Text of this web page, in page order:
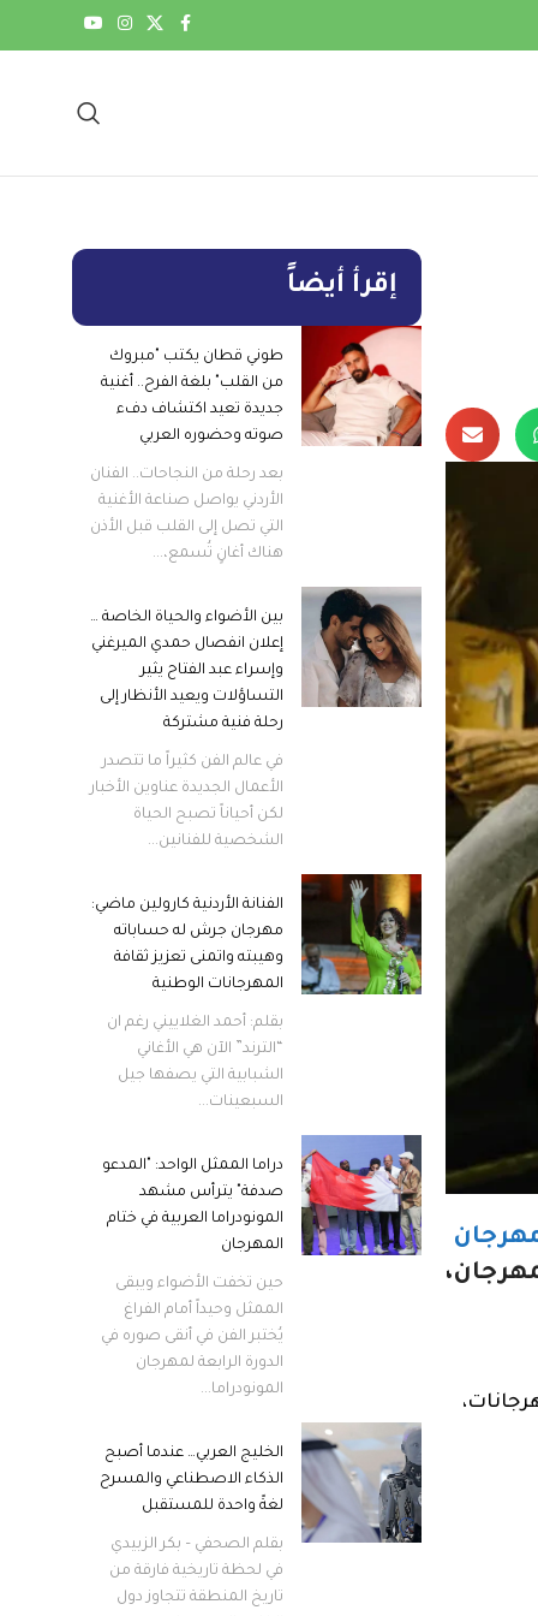
إقرأ أيضاً
طوني قطان يكتب "مبروك
من القلب" بلغة الفرح.. أغنية
جديدة تعيد اكتشاف دفء
صوته وحضوره العربي
بعد رحلة من النجاحات.. الفنان
الأردني يواصل صناعة الأغنية
التي تصل إلى القلب قبل الأذن
هناك أغانٍ تُسمع،...
بين الأضواء والحياة الخاصة …
إعلان انفصال حمدي الميرغني
وإسراء عبد الفتاح يثير
التساؤلات ويعيد الأنظار إلى
رحلة فنية مشتركة
في عالم الفن كثيراً ما تتصدر
الأعمال الجديدة عناوين الأخبار
لكن أحياناً تصبح الحياة
الشخصية للفنانين...
الفنانة الأردنية كارولين ماضي:
مهرجان جرش له حساباته
وهيبته واتمنى تعزيز ثقافة
المهرجانات الوطنية
بقلم: أحمد الغلاييني رغم ان
“الترند” الآن هي الأغاني
الشبابية التي يصفها جيل
السبعينات...
دراما الممثل الواحد: "المدعو
صدفة" يترأس مشهد
المونودراما العربية في ختام
المهرجان
حين تخفت الأضواء ويبقى
الممثل وحيداً أمام الفراغ
يُختبر الفن في أنقى صوره في
الدورة الرابعة لمهرجان
المونودراما...
الخليج العربي… عندما أصبح
الذكاء الاصطناعي والمسرح
لغةً واحدة للمستقبل
بقلم الصحفي – بكر الزبيدي
في لحظة تاريخية فارقة من
تاريخ المنطقة تتجاوز دول